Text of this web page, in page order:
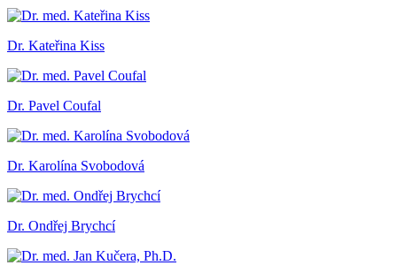
Dr. Kateřina Kiss
Dr. Pavel Coufal
Dr. Karolína Svobodová
Dr. Ondřej Brychcí